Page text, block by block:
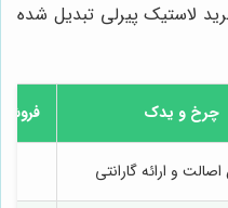
لاستیک پیرلی تبدیل شده
چرخ و یدک
و ارائه گارانتی